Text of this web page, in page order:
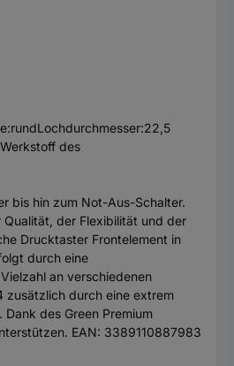
des
bis hin zum Not-Aus-Schalter.
der Flexibilität und der
Drucktaster Frontelement in
durch eine
an verschiedenen
zusätzlich durch eine extrem
des Green Premium
EAN: 3389110887983